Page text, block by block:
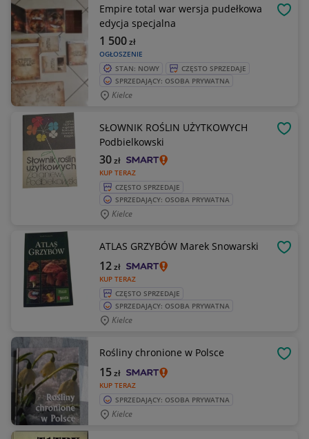
Empire total war wersja pudełkowa
edycja specjalna
OGŁOSZENIE
1 500zł
STAN: NOWY
CZĘSTO SPRZEDAJE
SPRZEDAJĄCY: OSOBA PRYWATNA
Kielce
SŁOWNIK ROŚLIN UŻYTKOWYCH
Podbielkowski
KUP TERAZ
30zł
CZĘSTO SPRZEDAJE
SPRZEDAJĄCY: OSOBA PRYWATNA
Kielce
ATLAS GRZYBÓW Marek Snowarski
KUP TERAZ
12zł
CZĘSTO SPRZEDAJE
SPRZEDAJĄCY: OSOBA PRYWATNA
Kielce
Rośliny chronione w Polsce
KUP TERAZ
15zł
SPRZEDAJĄCY: OSOBA PRYWATNA
Kielce